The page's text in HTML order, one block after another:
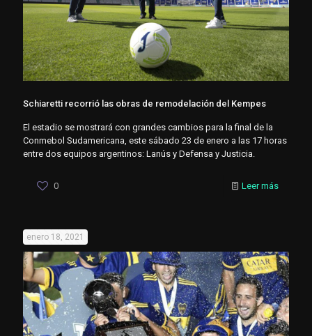
Schiaretti recorrió las obras de remodelación del Kempes
El estadio se mostrará con grandes cambios para la final de la
Conmebol Sudamericana, este sábado 23 de enero a las 17 horas
entre dos equipos argentinos: Lanús y Defensa y Justicia.
0 Leer más
enero 18, 2021